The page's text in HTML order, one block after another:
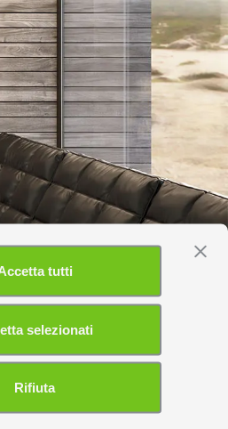
tutti
selezionati
Rifiuta